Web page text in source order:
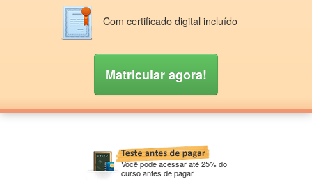
Com certificado digital incluído
Matricular agora!
Você pode acessar até 25% do
curso antes de pagar